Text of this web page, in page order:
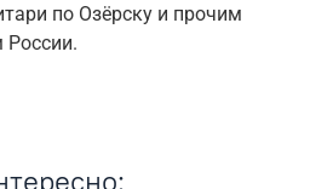
по Озёрску и прочим
России.